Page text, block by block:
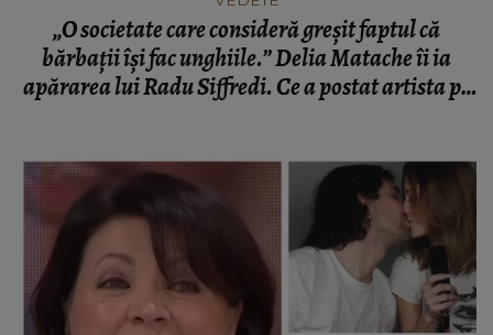
„O societate care consideră greșit faptul că
bărbații își fac unghiile.” Delia Matache îi ia
apărarea lui Radu Siffredi. Ce a postat artista pe